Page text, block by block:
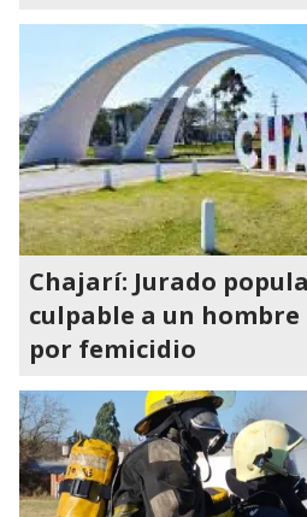
Chajarí: Jurado
culpable a un
por femicidio